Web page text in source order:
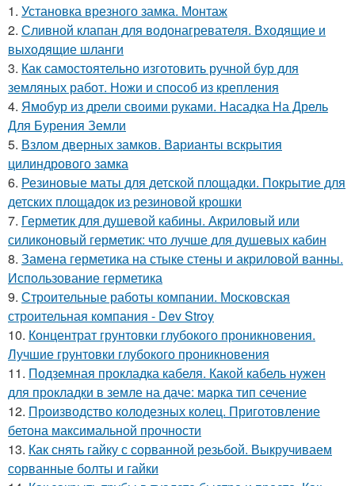
1. Установка врезного замка. Монтаж
2. Сливной клапан для водонагревателя. Входящие и
выходящие шланги
3. Как самостоятельно изготовить ручной бур для
земляных работ. Ножи и способ из крепления
4. Ямобур из дрели своими руками. Насадка На Дрель
Для Бурения Земли
5. Взлом дверных замков. Варианты вскрытия
цилиндрового замка
6. Резиновые маты для детской площадки. Покрытие для
детских площадок из резиновой крошки
7. Герметик для душевой кабины. Акриловый или
силиконовый герметик: что лучше для душевых кабин
8. Замена герметика на стыке стены и акриловой ванны.
Использование герметика
9. Строительные работы компании. Московская
строительная компания - Dev Stroy
10. Концентрат грунтовки глубокого проникновения.
Лучшие грунтовки глубокого проникновения
11. Подземная прокладка кабеля. Какой кабель нужен
для прокладки в земле на даче: марка тип сечение
12. Производство колодезных колец. Приготовление
бетона максимальной прочности
13. Как снять гайку с сорванной резьбой. Выкручиваем
сорванные болты и гайки